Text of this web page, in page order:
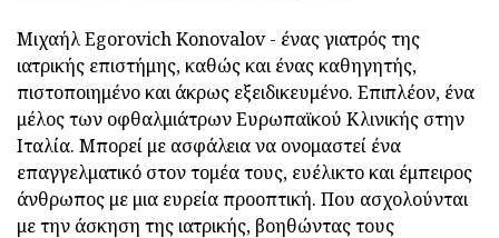
Μιχαήλ Egorovich Konovalov - ένας γιατρός της
ιατρικής επιστήμης, καθώς και ένας καθηγητής,
πιστοποιημένο και άκρως εξειδικευμένο. Επιπλέον, ένα
μέλος των οφθαλμιάτρων Ευρωπαϊκού Κλινικής στην
Ιταλία. Μπορεί με ασφάλεια να ονομαστεί ένα
επαγγελματικό στον τομέα τους, ευέλικτο και έμπειρος
άνθρωπος με μια ευρεία προοπτική. Που ασχολούνται
με την άσκηση της ιατρικής, βοηθώντας τους